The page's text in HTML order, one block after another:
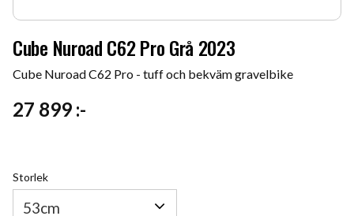
Cube Nuroad C62 Pro Grå 2023
Cube Nuroad C62 Pro - tuff och bekväm gravelbike
27 899 :-
Storlek